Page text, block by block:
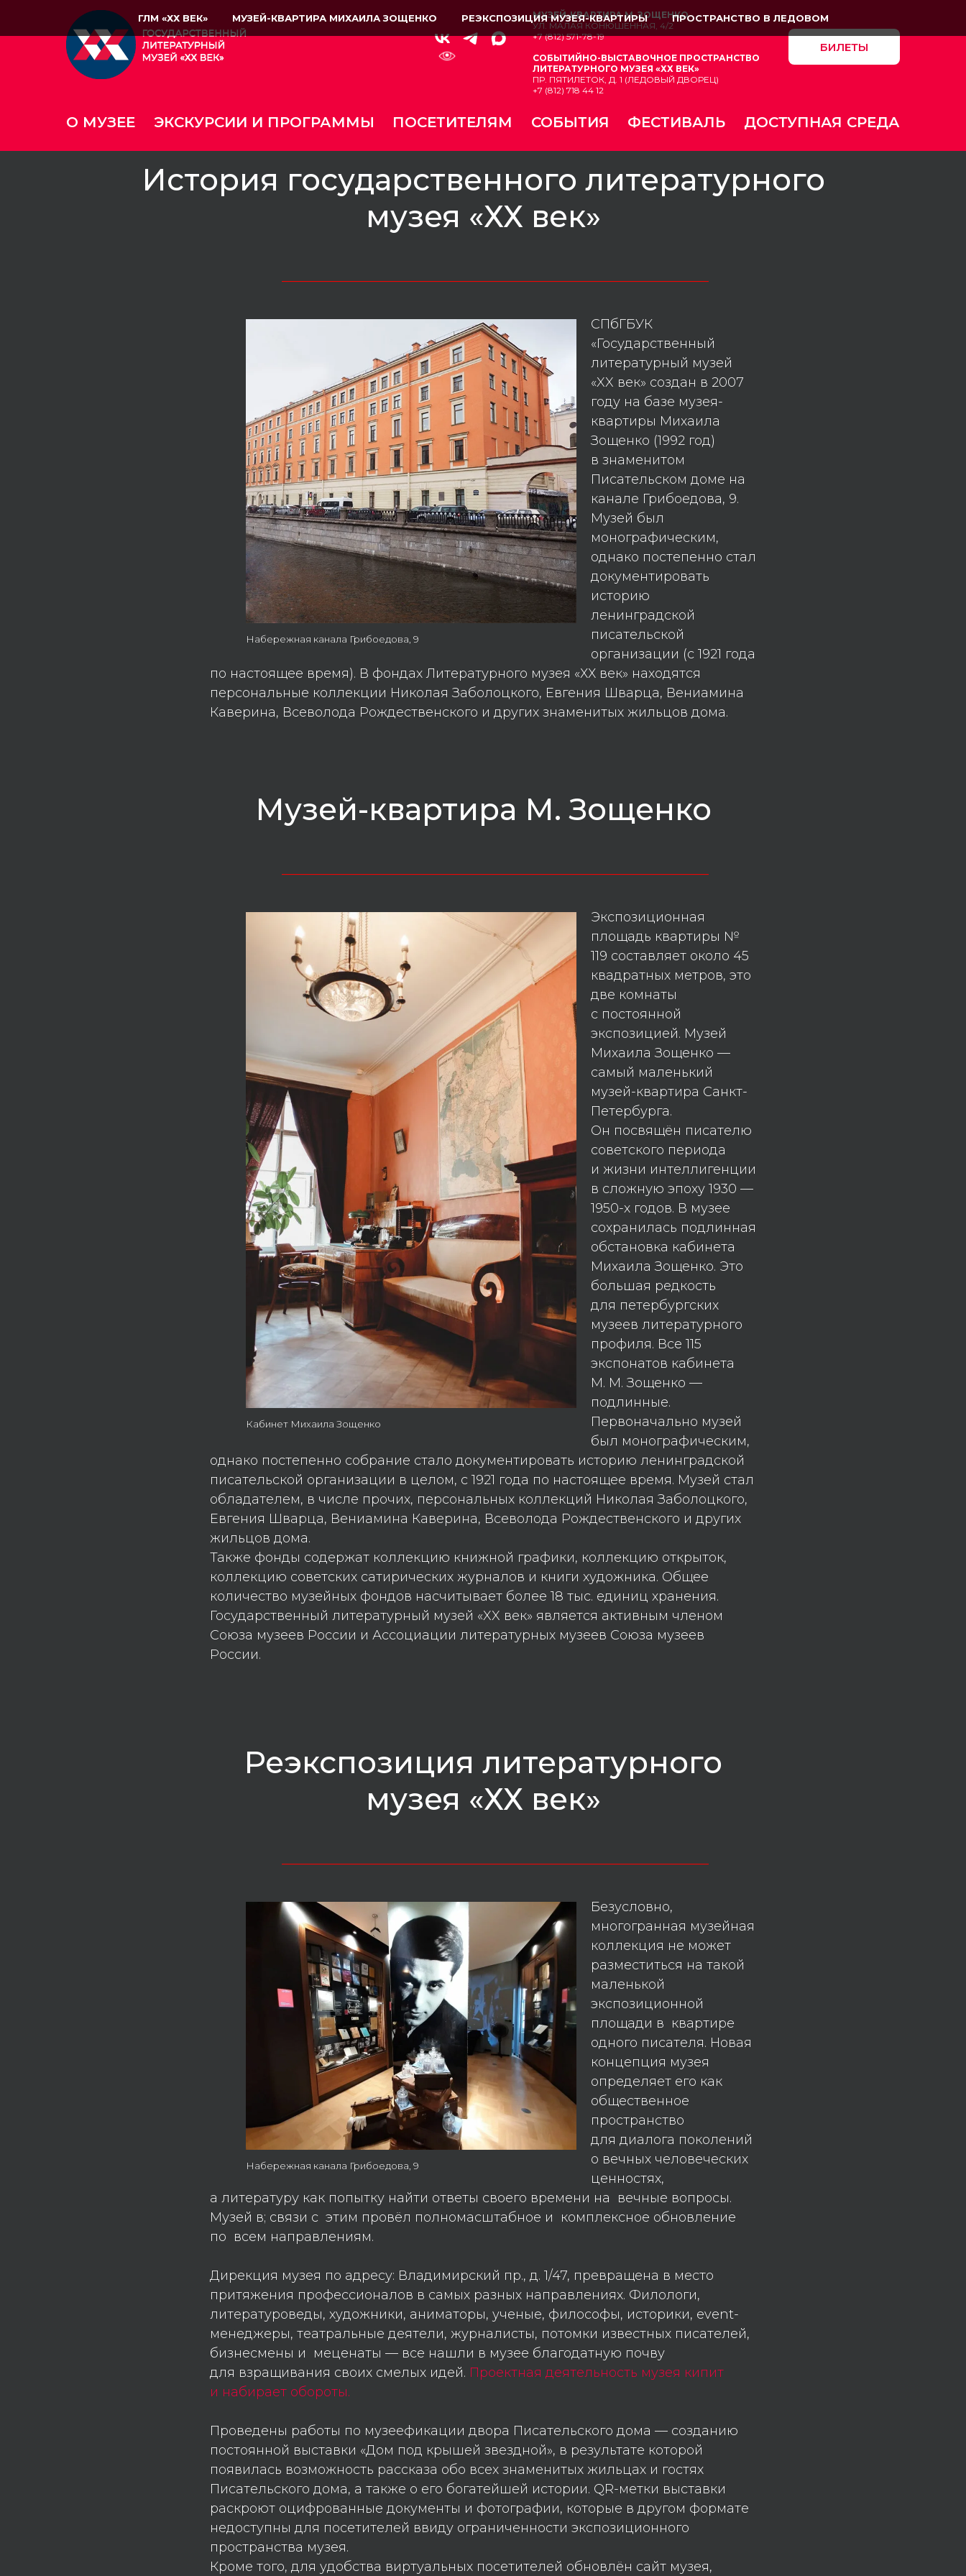
МУЗЕЙ-КВАРТИРА М. ЗОЩЕНКО
УЛ. МАЛАЯ КОНЮШЕННАЯ, 4/2
+7 (812) 571-78-19
СОБЫТИЙНО-ВЫСТАВОЧНОЕ ПРОСТРАНСТВО
ЛИТЕРАТУРНОГО МУЗЕЯ «ХХ ВЕК»
ПР. ПЯТИЛЕТОК, Д. 1 (ЛЕДОВЫЙ ДВОРЕЦ)
+7 (812) 718 44 12
БИЛЕТЫ
О МУЗЕЕ ЭКСКУРСИИ И ПРОГРАММЫ ПОСЕТИТЕЛЯМ СОБЫТИЯ ФЕСТИВАЛЬ ДОСТУПНАЯ СРЕДА
История государственного литературного
музея «ХХ век»
ГЛМ «ХХ ВЕК» МУЗЕЙ-КВАРТИРА МИХАИЛА ЗОЩЕНКО РЕЭКСПОЗИЦИЯ МУЗЕЯ-КВАРТИРЫ ПРОСТРАНСТВО В ЛЕДОВОМ
Набережная канала Грибоедова, 9
СПбГБУК
«Государственный
литературный музей
«XX век» создан в 2007
году на базе музея-
квартиры Михаила
Зощенко (1992 год)
в знаменитом
Писательском доме на
канале Грибоедова, 9.
Музей был
монографическим,
однако постепенно стал
документировать
историю
ленинградской
писательской
организации (с 1921 года
по настоящее время). В фондах Литературного музея «ХХ век» находятся
персональные коллекции Николая Заболоцкого, Евгения Шварца, Вениамина
Каверина, Всеволода Рождественского и других знаменитых жильцов дома.
Музей-квартира М. Зощенко
Кабинет Михаила Зощенко
Экспозиционная
площадь квартиры №
119 составляет около 45
квадратных метров, это
две комнаты
с постоянной
экспозицией. Музей
Михаила Зощенко —
самый маленький
музей-квартира Санкт-
Петербурга.
Он посвящён писателю
советского периода
и жизни интеллигенции
в сложную эпоху 1930 —
1950-х годов. В музее
сохранилась подлинная
обстановка кабинета
Михаила Зощенко. Это
большая редкость
для петербургских
музеев литературного
профиля. Все 115
экспонатов кабинета
М. М. Зощенко —
подлинные.
Первоначально музей
был монографическим,
однако постепенно собрание стало документировать историю ленинградской
писательской организации в целом, с 1921 года по настоящее время. Музей стал
обладателем, в числе прочих, персональных коллекций Николая Заболоцкого,
Евгения Шварца, Вениамина Каверина, Всеволода Рождественского и других
жильцов дома.
Также фонды содержат коллекцию книжной графики, коллекцию открыток,
коллекцию советских сатирических журналов и книги художника. Общее
количество музейных фондов насчитывает более 18 тыс. единиц хранения.
Государственный литературный музей «XX век» является активным членом
Союза музеев России и Ассоциации литературных музеев Союза музеев
России.
Реэкспозиция литературного
музея «ХХ век»
Набережная канала Грибоедова, 9
Безусловно,
многогранная музейная
коллекция не может
разместиться на такой
маленькой
экспозиционной
площади в квартире
одного писателя. Новая
концепция музея
определяет его как
общественное
пространство
для диалога поколений
о вечных человеческих
ценностях,
а литературу как попытку найти ответы своего времени на вечные вопросы.
Музей в; связи с этим провёл полномасштабное и комплексное обновление
по всем направлениям.
Дирекция музея по адресу: Владимирский пр., д. 1/47, превращена в место
притяжения профессионалов в самых разных направлениях. Филологи,
литературоведы, художники, аниматоры, ученые, философы, историки, event-
менеджеры, театральные деятели, журналисты, потомки известных писателей,
бизнесмены и меценаты — все нашли в музее благодатную почву
для взращивания своих смелых идей. Проектная деятельность музея кипит
и набирает обороты.
Проведены работы по музеефикации двора Писательского дома — созданию
постоянной выставки «Дом под крышей звездной», в результате которой
появилась возможность рассказа обо всех знаменитых жильцах и гостях
Писательского дома, а также о его богатейшей истории. QR-метки выставки
раскроют оцифрованные документы и фотографии, которые в другом формате
недоступны для посетителей ввиду ограниченности экспозиционного
пространства музея.
Кроме того, для удобства виртуальных посетителей обновлён сайт музея,